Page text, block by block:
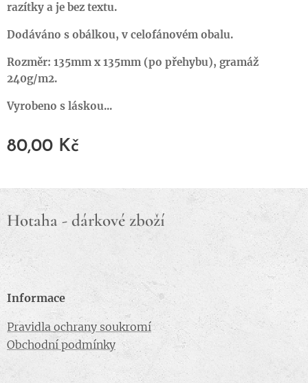
razítky a je bez textu.
Dodáváno s obálkou, v celofánovém obalu.
Rozměr: 135mm x 135mm (po přehybu), gramáž
240g/m2.
Vyrobeno s láskou...
80,00 Kč
Hotaha - dárkové zboží
Informace
Pravidla ochrany soukromí
Obchodní podmínky